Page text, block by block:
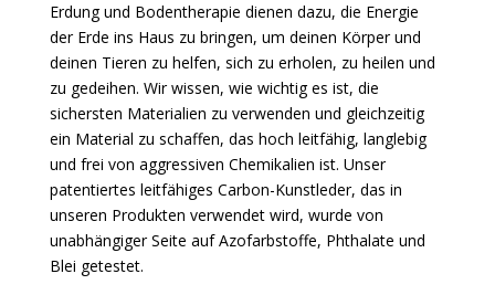
Erdung und Bodentherapie dienen dazu, die Energie
der Erde ins Haus zu bringen, um deinen Körper und
deinen Tieren zu helfen, sich zu erholen, zu heilen und
zu gedeihen. Wir wissen, wie wichtig es ist, die
sichersten Materialien zu verwenden und gleichzeitig
ein Material zu schaffen, das hoch leitfähig, langlebig
und frei von aggressiven Chemikalien ist. Unser
patentiertes leitfähiges Carbon-Kunstleder, das in
unseren Produkten verwendet wird, wurde von
unabhängiger Seite auf Azofarbstoffe, Phthalate und
Blei getestet.